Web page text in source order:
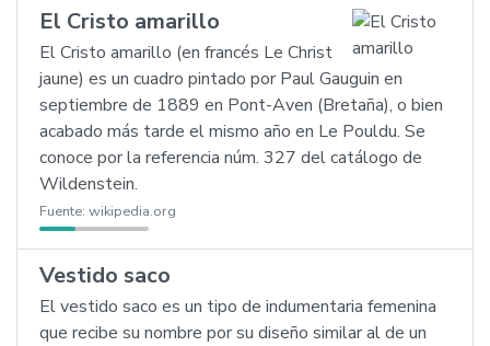
El Cristo amarillo
El Cristo amarillo (en francés Le Christ
jaune) es un cuadro pintado por Paul Gauguin en
septiembre de 1889 en Pont-Aven (Bretaña), o bien
acabado más tarde el mismo año en Le Pouldu. Se
conoce por la referencia núm. 327 del catálogo de
Wildenstein.
Fuente: wikipedia.org
Vestido saco
El vestido saco es un tipo de indumentaria femenina
que recibe su nombre por su diseño similar al de un